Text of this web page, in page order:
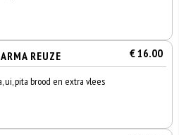
REUZE € 16.00
ui, pita brood en extra vlees